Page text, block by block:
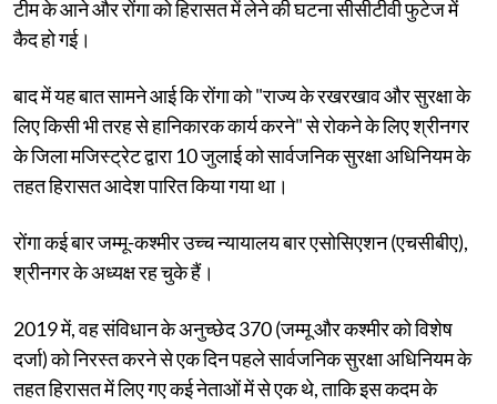
टीम के आने और रोंगा को हिरासत में लेने की घटना सीसीटीवी फुटेज में
कैद हो गई।
बाद में यह बात सामने आई कि रोंगा को "राज्य के रखरखाव और सुरक्षा के
लिए किसी भी तरह से हानिकारक कार्य करने" से रोकने के लिए श्रीनगर
के जिला मजिस्ट्रेट द्वारा 10 जुलाई को सार्वजनिक सुरक्षा अधिनियम के
तहत हिरासत आदेश पारित किया गया था।
रोंगा कई बार जम्मू-कश्मीर उच्च न्यायालय बार एसोसिएशन (एचसीबीए),
श्रीनगर के अध्यक्ष रह चुके हैं।
2019 में, वह संविधान के अनुच्छेद 370 (जम्मू और कश्मीर को विशेष
दर्जा) को निरस्त करने से एक दिन पहले सार्वजनिक सुरक्षा अधिनियम के
तहत हिरासत में लिए गए कई नेताओं में से एक थे, ताकि इस कदम के